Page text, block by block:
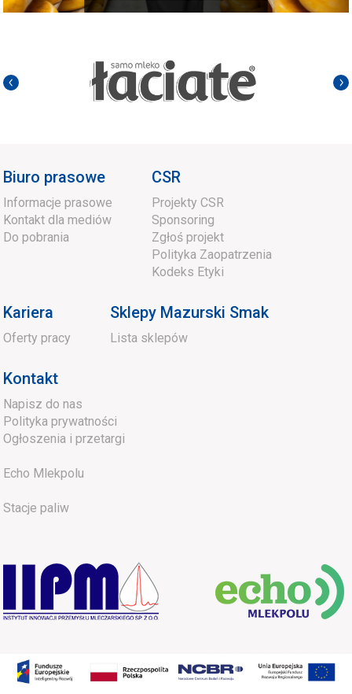
Biuro prasowe
Informacje prasowe
Kontakt dla mediów
Do pobrania
CSR
Projekty CSR
Sponsoring
Zgłoś projekt
Polityka Zaopatrzenia
Kodeks Etyki
Kariera
Oferty pracy
Sklepy Mazurski Smak
Lista sklepów
Kontakt
Napisz do nas
Polityka prywatności
Ogłoszenia i przetargi
Echo Mlekpolu
Stacje paliw